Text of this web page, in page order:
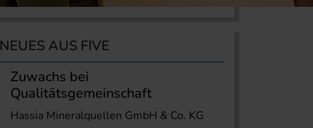
NEUES AUS FIVE
Zuwachs bei
Qualitätsgemeinschaft
Hassia Mineralquellen GmbH & Co. KG